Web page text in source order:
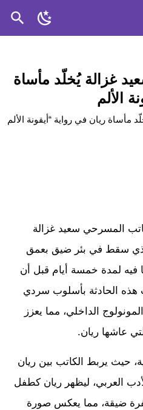
غزالة يُخلّد مأساة
الألم
المسرحي سعيد غزالة
سقط في بئر ضيق بعمق
عالقًا فيه لمدة خمسة أيام قبل أن
هذه الحادثة بأسلوب سردي
الداخلي، مما يعزز
عاشها ريان.
حيث يربط الكاتب بين ريان
العربي، ليظهر ريان كطفل
ضيقة، مما يعكس صورة